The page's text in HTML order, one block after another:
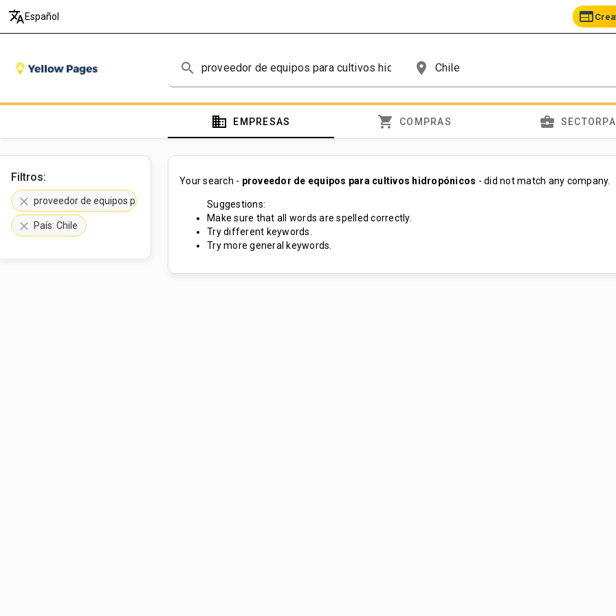
translate Español web
search place
domain EMPRESAS shopping_cart COMPRAS business_center
Filtros:
clear proveedor de equipos para cultivos hidropónicos
clear País: Chile
Your search - proveedor de equipos para cultivos hidropónicos - did not match any company.
Suggestions:
Make sure that all words are spelled correctly.
Try different keywords.
Try more general keywords.